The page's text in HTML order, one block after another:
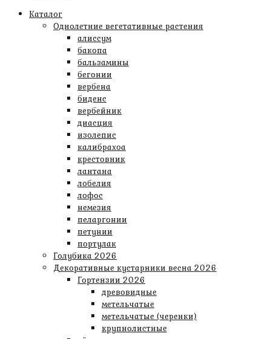
Каталог
Однолетние вегетативные растения
алиссум
бакопа
бальзамины
бегонии
вербена
биденс
вербейник
диасция
изолепис
калибрахоа
крестовник
лантана
лобелия
лофос
немезия
пеларгонии
петунии
портулак
Голубика 2026
Декоративные кустарники весна 2026
Гортензии 2026
древовидные
метельчатые
метельчатые (черенки)
крупнолистные